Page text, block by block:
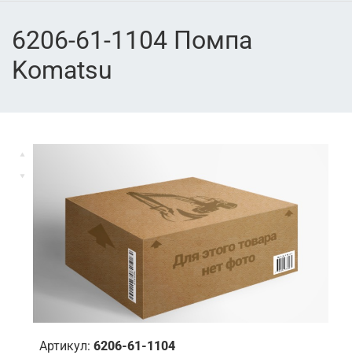
6206-61-1104 Помпа
Komatsu
Артикул: 6206-61-1104